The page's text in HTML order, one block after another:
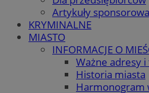
Artykuły
KRYMINALNE
MIASTO
INFORMACJE O
Ważne adresy
Historia miasta
Harmonogram